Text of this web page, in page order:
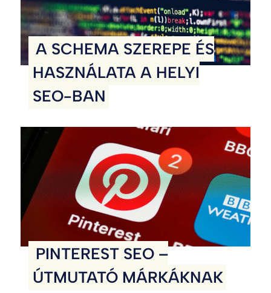
A SCHEMA SZEREPE ÉS
HASZNÁLATA A HELYI
SEO-BAN
PINTEREST SEO –
ÚTMUTATÓ MÁRKÁKNAK